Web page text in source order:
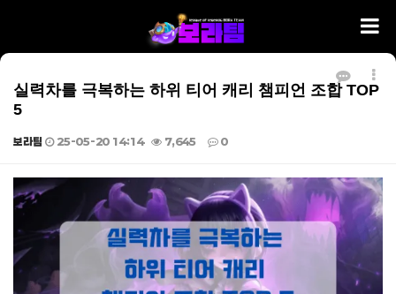
실력차를 극복하는 하위 티어 캐리 챔피언 조합 TOP
5
보라팀 25-05-20 14:14 7,645 0
본문